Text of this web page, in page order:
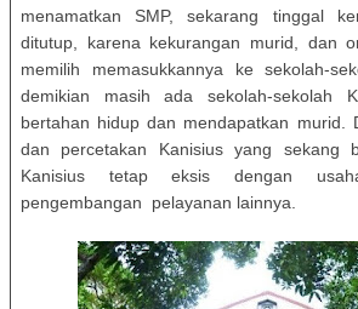
menamatkan SMP, sekarang tinggal
ditutup, karena kekurangan murid, dan
memilih memasukkannya ke sekolah-
demikian masih ada sekolah-sekolah
bertahan hidup dan mendapatkan murid.
dan percetakan Kanisius yang sekang
Kanisius tetap eksis dengan
pengembangan pelayanan lainnya.